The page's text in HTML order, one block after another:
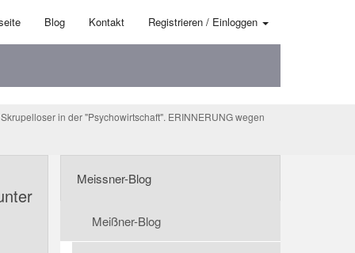
Blog Kontakt Registrieren / Einloggen
in der "Psychowirtschaft". ERINNERUNG wegen
Meissner-Blog
Meißner-Blog